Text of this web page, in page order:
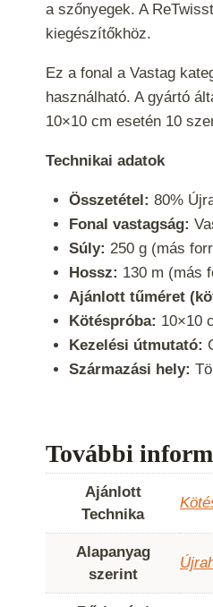
a szőnyegek. A
kiegészítőkhöz.
Ez a fonal a Vastag
használható. A gyártó
10×10 cm esetén 10
Technikai adatok
Összetétel: 80%
Fonal vastagság:
Súly: 250 g (más
Hossz: 130 m (más
Ajánlott tűméret
Kötéspróba: 10×10
Kezelési útmutató:
Származási hely:
További
Ajánlott
Technika
Alapanyag
szerint